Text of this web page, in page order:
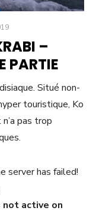
–
PARTIE
Situé non-
touristique, Ko
pas trop
server has failed!
not active on